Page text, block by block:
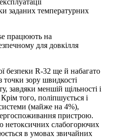
заданих температурних
працюють на
для довкілля
безпеки R-32 ще й набагато
точки зору швидкості
завдяки меншій щільності і
того, поліпшується і
(майже на 4%),
пристрою.
нетоксичних слабогорючих
в умовах звичайних